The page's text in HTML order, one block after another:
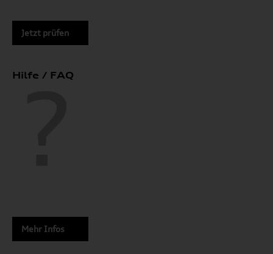
Jetzt prüfen
Hilfe / FAQ
Mehr Infos